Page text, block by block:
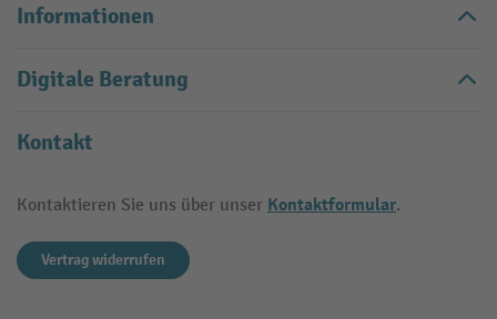
Informationen
Digitale Beratung
Kontakt
Kontaktieren Sie uns über unser Kontaktformular.
Vertrag widerrufen